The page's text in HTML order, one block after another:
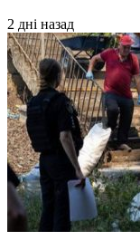
2 дні назад